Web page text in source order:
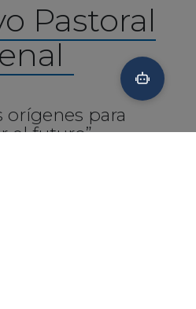
Pastoral
orígenes para
el futuro”.